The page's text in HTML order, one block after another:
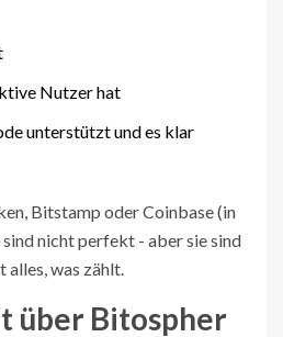
Nutzer hat
unterstützt und es klar
Bitstamp oder Coinbase (in
sind nicht perfekt - aber sie sind
alles, was zählt.
über Bitospher